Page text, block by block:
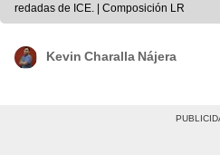
redadas de ICE. | Composición LR
Kevin Charalla Nájera